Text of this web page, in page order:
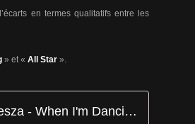
en termes qualitatifs entre les
» et « All Star ».
Kiesza - When I'm Dancing (Official Music Video)